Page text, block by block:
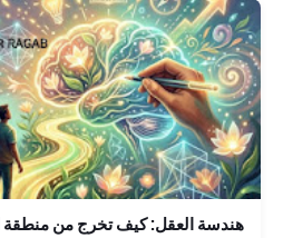
هندسة العقل: كيف تخرج من منطقة